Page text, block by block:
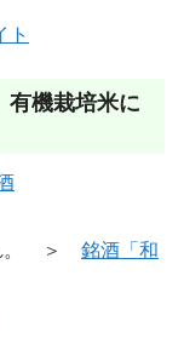
ト
有機栽培米に
れ。 ＞ 銘酒「和